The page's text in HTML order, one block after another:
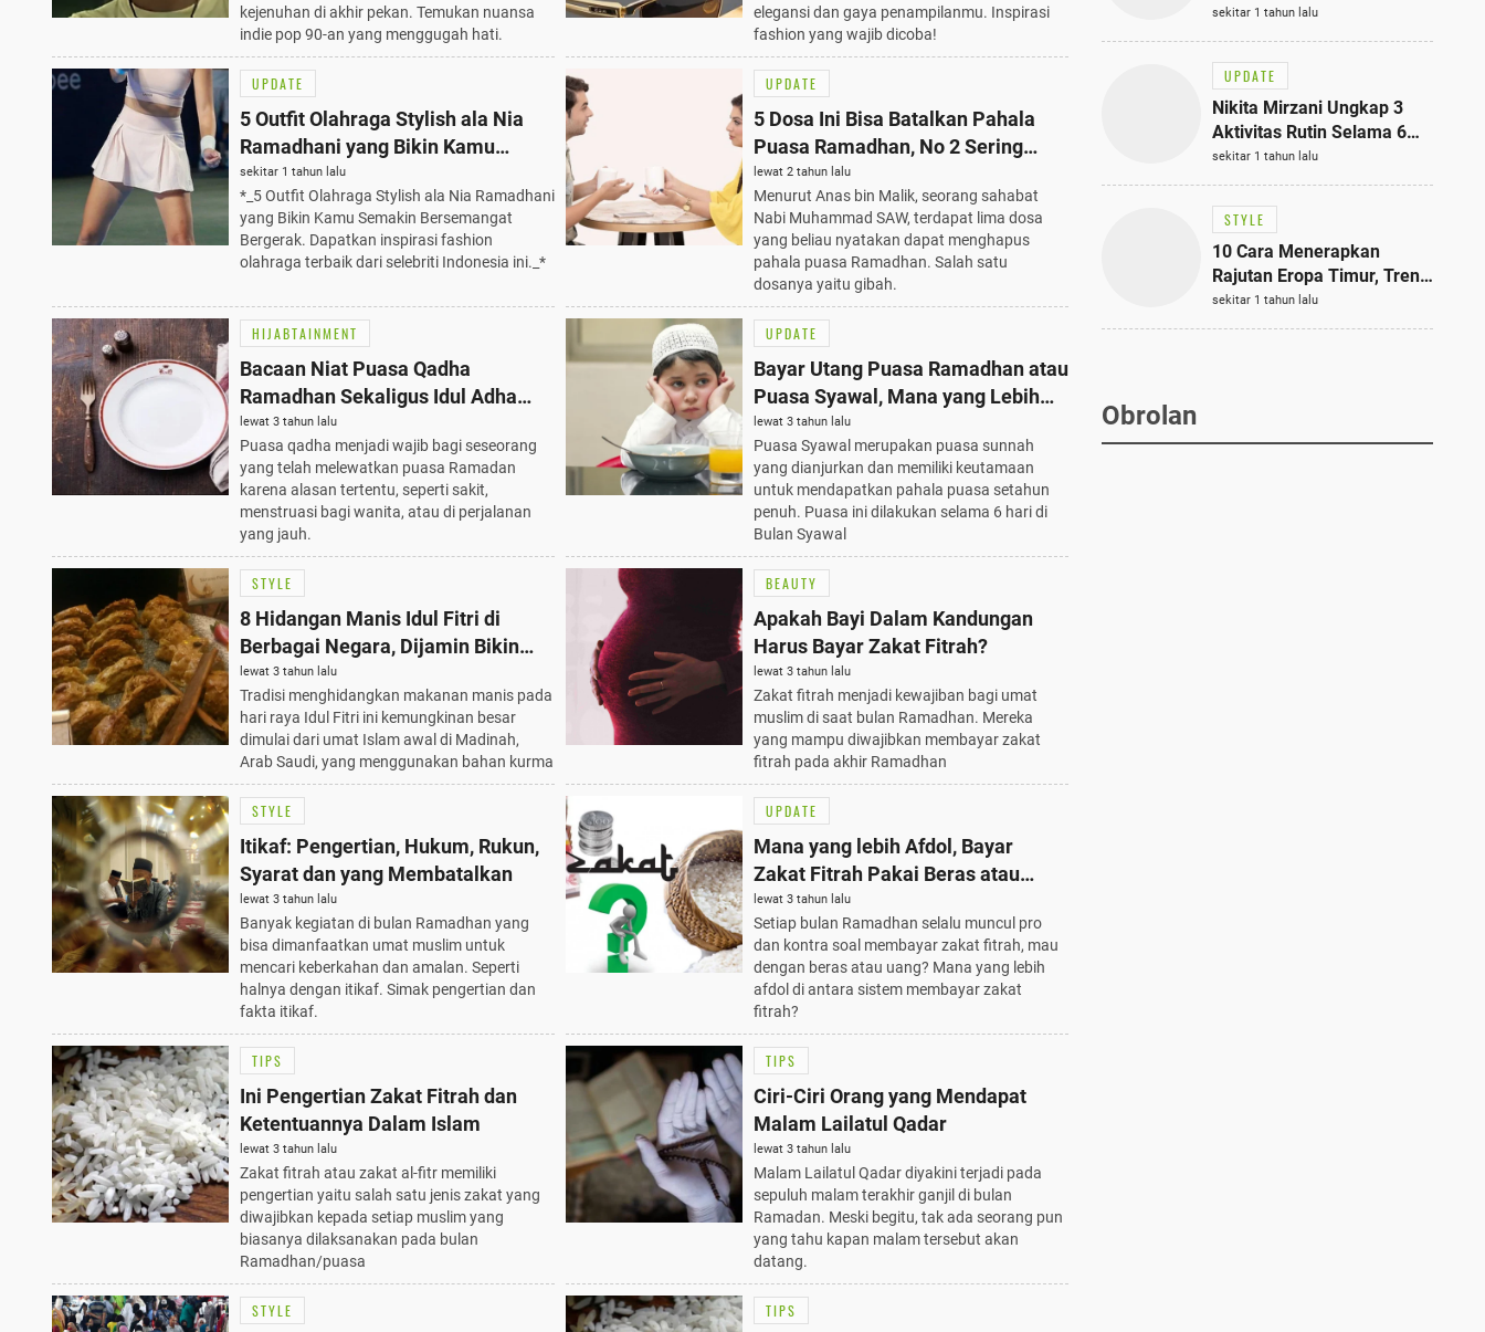
kejenuhan di akhir pekan. Temukan nuansa
indie pop 90-an yang menggugah hati.
elegansi dan gaya penampilanmu. Inspirasi
fashion yang wajib dicoba!
UPDATE
5 Outfit Olahraga Stylish ala Nia
Ramadhani yang Bikin Kamu
Semakin Bersemangat Bergerak
sekitar 1 tahun lalu
*_5 Outfit Olahraga Stylish ala Nia Ramadhani
yang Bikin Kamu Semakin Bersemangat
Bergerak. Dapatkan inspirasi fashion
olahraga terbaik dari selebriti Indonesia ini._*
UPDATE
5 Dosa Ini Bisa Batalkan Pahala
Puasa Ramadhan, No 2 Sering
Khilaf
lewat 2 tahun lalu
Menurut Anas bin Malik, seorang sahabat
Nabi Muhammad SAW, terdapat lima dosa
yang beliau nyatakan dapat menghapus
pahala puasa Ramadhan. Salah satu
dosanya yaitu gibah.
HIJABTAINMENT
Bacaan Niat Puasa Qadha
Ramadhan Sekaligus Idul Adha
Lengkap dengan Tata Caranya
lewat 3 tahun lalu
Puasa qadha menjadi wajib bagi seseorang
yang telah melewatkan puasa Ramadan
karena alasan tertentu, seperti sakit,
menstruasi bagi wanita, atau di perjalanan
yang jauh.
UPDATE
Bayar Utang Puasa Ramadhan atau
Puasa Syawal, Mana yang Lebih
Dulu?
lewat 3 tahun lalu
Puasa Syawal merupakan puasa sunnah
yang dianjurkan dan memiliki keutamaan
untuk mendapatkan pahala puasa setahun
penuh. Puasa ini dilakukan selama 6 hari di
Bulan Syawal
STYLE
8 Hidangan Manis Idul Fitri di
Berbagai Negara, Dijamin Bikin
Ngiler!
lewat 3 tahun lalu
Tradisi menghidangkan makanan manis pada
hari raya Idul Fitri ini kemungkinan besar
dimulai dari umat Islam awal di Madinah,
Arab Saudi, yang menggunakan bahan kurma
BEAUTY
Apakah Bayi Dalam Kandungan
Harus Bayar Zakat Fitrah?
lewat 3 tahun lalu
Zakat fitrah menjadi kewajiban bagi umat
muslim di saat bulan Ramadhan. Mereka
yang mampu diwajibkan membayar zakat
fitrah pada akhir Ramadhan
STYLE
Itikaf: Pengertian, Hukum, Rukun,
Syarat dan yang Membatalkan
lewat 3 tahun lalu
Banyak kegiatan di bulan Ramadhan yang
bisa dimanfaatkan umat muslim untuk
mencari keberkahan dan amalan. Seperti
halnya dengan itikaf. Simak pengertian dan
fakta itikaf.
UPDATE
Mana yang lebih Afdol, Bayar
Zakat Fitrah Pakai Beras atau
Uang?
lewat 3 tahun lalu
Setiap bulan Ramadhan selalu muncul pro
dan kontra soal membayar zakat fitrah, mau
dengan beras atau uang? Mana yang lebih
afdol di antara sistem membayar zakat
fitrah?
TIPS
Ini Pengertian Zakat Fitrah dan
Ketentuannya Dalam Islam
lewat 3 tahun lalu
Zakat fitrah atau zakat al-fitr memiliki
pengertian yaitu salah satu jenis zakat yang
diwajibkan kepada setiap muslim yang
biasanya dilaksanakan pada bulan
Ramadhan/puasa
TIPS
Ciri-Ciri Orang yang Mendapat
Malam Lailatul Qadar
lewat 3 tahun lalu
Malam Lailatul Qadar diyakini terjadi pada
sepuluh malam terakhir ganjil di bulan
Ramadan. Meski begitu, tak ada seorang pun
yang tahu kapan malam tersebut akan
datang.
STYLE TIPS
hingga Menjadi Rapper Top
10 Thailand
sekitar 1 tahun lalu
UPDATE
Nikita Mirzani Ungkap 3
Aktivitas Rutin Selama 6
Bulan di Rutan Pondok
Bambu, Terungkap!
sekitar 1 tahun lalu
STYLE
10 Cara Menerapkan
Rajutan Eropa Timur, Tren
Mode Terbaik dan Paling
Dicari 2023
sekitar 1 tahun lalu
Obrolan